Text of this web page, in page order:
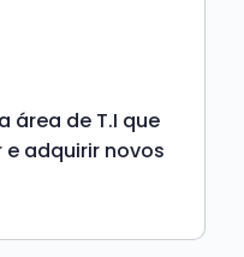
área de T.I que
e adquirir novos